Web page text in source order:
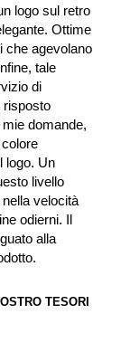
logo sul retro
Ottime
che agevolano
tale
di
risposto
domande,
logo. Un
livello
velocità
odierni. Il
alla
TESORI